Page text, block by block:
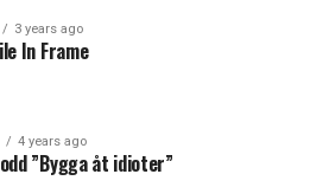
3 years ago
In Frame
4 years ago
”Bygga åt idioter”